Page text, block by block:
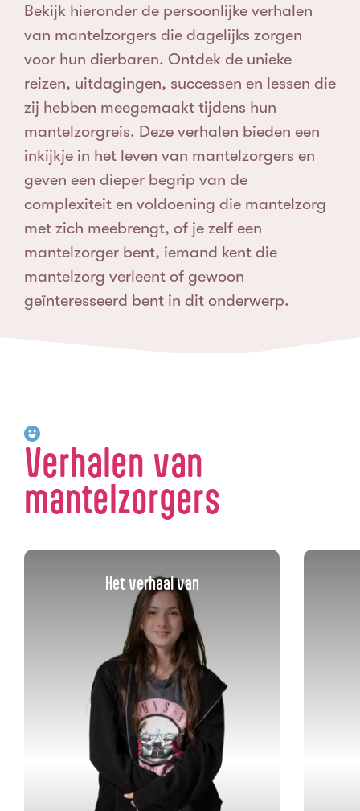
Bekijk hieronder de persoonlijke verhalen
van mantelzorgers die dagelijks zorgen
voor hun dierbaren. Ontdek de unieke
reizen, uitdagingen, successen en lessen die
zij hebben meegemaakt tijdens hun
mantelzorgreis. Deze verhalen bieden een
inkijkje in het leven van mantelzorgers en
geven een dieper begrip van de
complexiteit en voldoening die mantelzorg
met zich meebrengt, of je zelf een
mantelzorger bent, iemand kent die
mantelzorg verleent of gewoon
geïnteresseerd bent in dit onderwerp.
Verhalen van
mantelzorgers
Het verhaal van